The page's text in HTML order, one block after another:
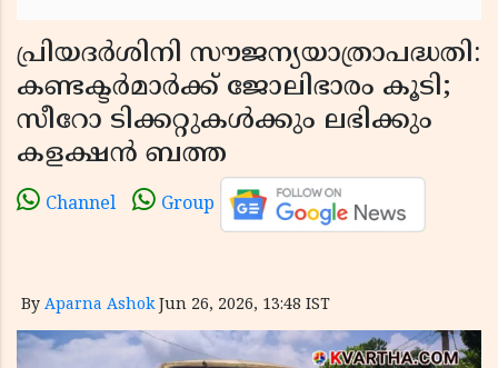
പ്രിയദർശിനി സൗജന്യയാത്രാപദ്ധതി:
കണ്ടക്ടർമാർക്ക് ജോലിഭാരം കൂടി;
സീറോ ടിക്കറ്റുകൾക്കും ലഭിക്കും
കളക്ഷൻ ബത്ത
Channel Group
By Aparna Ashok Jun 26, 2026, 13:48 IST